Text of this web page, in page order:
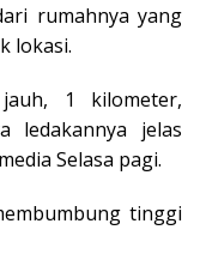
rumahnya yang
lokasi.
1 kilometer,
ledakannya jelas
Selasa pagi.
tinggi